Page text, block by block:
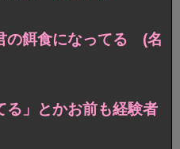
の餌食になってる (名
る」とかお前も経験者